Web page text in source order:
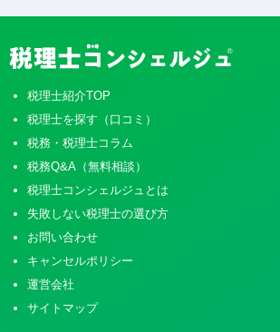
税理士紹介TOP
税理士を探す（口コミ）
税務・税理士コラム
税務Q&A（無料相談）
税理士コンシェルジュとは
失敗しない税理士の選び方
お問い合わせ
キャンセルポリシー
運営会社
サイトマップ